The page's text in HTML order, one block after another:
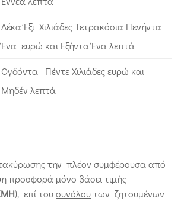
Δέκα Έξι Χιλιάδες Τετρακόσια Πενήντα
Ένα ευρώ και Εξήντα Ένα λεπτά
Ογδόντα Πέντε Χιλιάδες ευρώ και
Μηδέν λεπτά
την πλέον συμφέρουσα από
προσφορά μόνο βάσει τιμής
), επί τουσυνόλουτων ζητουμένων